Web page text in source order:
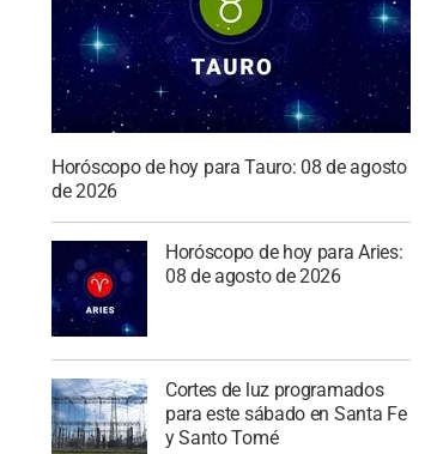
Horóscopo de hoy para Tauro: 08 de agosto
de 2026
Horóscopo de hoy para Aries:
08 de agosto de 2026
Cortes de luz programados
para este sábado en Santa Fe
y Santo Tomé